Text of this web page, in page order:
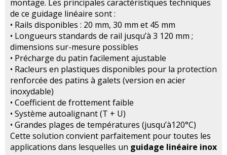
montage. Les principales caractéristiques techniques
de ce guidage linéaire sont :
• Rails disponibles : 20 mm, 30 mm et 45 mm
• Longueurs standards de rail jusqu’à 3 120 mm ;
dimensions sur-mesure possibles
• Précharge du patin facilement ajustable
• Racleurs en plastiques disponibles pour la protection
renforcée des patins à galets (version en acier
inoxydable)
• Coefficient de frottement faible
• Système autoalignant (T + U)
• Grandes plages de températures (jusqu’à120°C)
Cette solution convient parfaitement pour toutes les
applications dans lesquelles un guidage linéaire inox